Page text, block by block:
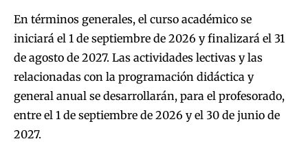
En términos generales, el curso académico se
iniciará el 1 de septiembre de 2026 y finalizará el 31
de agosto de 2027. Las actividades lectivas y las
relacionadas con la programación didáctica y
general anual se desarrollarán, para el profesorado,
entre el 1 de septiembre de 2026 y el 30 de junio de
2027.